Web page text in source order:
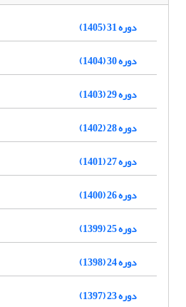
دوره 31 (1405)
دوره 30 (1404)
دوره 29 (1403)
دوره 28 (1402)
دوره 27 (1401)
دوره 26 (1400)
دوره 25 (1399)
دوره 24 (1398)
دوره 23 (1397)